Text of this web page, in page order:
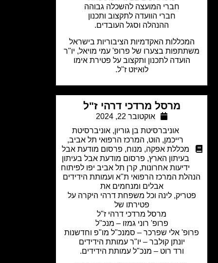
חברי המועצה להשכלה גבוהה
חברי הוועדה לתקצוב ותכנון
ההנהלה וסגל העובדים.
האקדמיות הציבוריות בישראל
בצערו של פרופ' עמי מויאל, יו"ר
הועדה לתכנון ותקצוב על פטירת אימו
לואיזט ז"ל.
מרסל מרדכי דרהי ז"ל
אוקטובר 22, 2024
אוניברסיטת בן גוריון ,אוניברסיטת
הוט,המרכז הרפואי תל אביב,
מכללת אפקה,מנוח,פרסום מודעת אבל
בעיתון הארץ,פרסום מודעת אבל בעיתון
ידיעות אחרונות,קרן תל אביב יפו לפיתוח
המרכז הרפואי ת"א ועמותת הידידים
אבלים ומנחמים את
לינה וכל משפחת דרהי היקרה על
פטירתו של
מרסל מרדכי דרהי ז"ל
פרופ' רוני גמזו – מנכ"ל
אלי שפרכר – סמנכ"ל מו"פ וחדשנות
יונתן קולבר – יו"ר עמותת הידידים
ורד רוט – מנכ"ל עמותת הידידים.